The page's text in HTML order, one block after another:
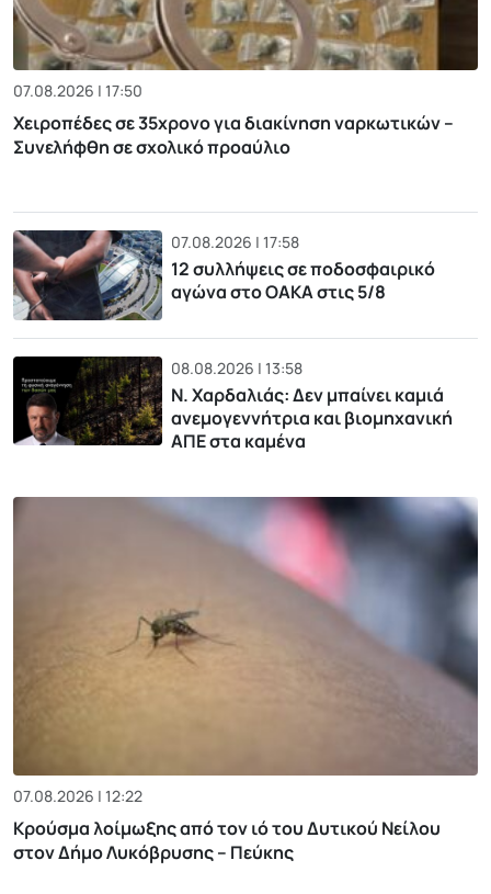
07.08.2026 | 17:50
Χειροπέδες σε 35χρονο για διακίνηση ναρκωτικών –
Συνελήφθη σε σχολικό προαύλιο
07.08.2026 | 17:58
12 συλλήψεις σε ποδοσφαιρικό
αγώνα στο ΟΑΚΑ στις 5/8
08.08.2026 | 13:58
Ν. Χαρδαλιάς: Δεν μπαίνει καμιά
ανεμογεννήτρια και βιομηχανική
ΑΠΕ στα καμένα
07.08.2026 | 12:22
Κρούσμα λοίμωξης από τον ιό του Δυτικού Νείλου
στον Δήμο Λυκόβρυσης – Πεύκης